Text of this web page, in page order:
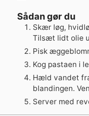
Sådan gør du
Skær løg,
Tilsæt lidt olie
Pisk
Kog pastaen i
Hæld vandet
blandingen.
Server med